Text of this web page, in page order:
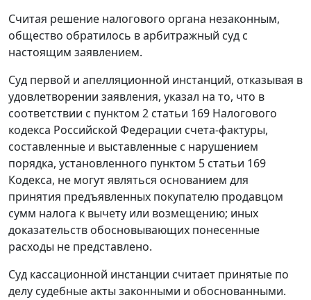
Считая решение налогового органа незаконным,
общество обратилось в арбитражный суд с
настоящим заявлением.
Суд первой и апелляционной инстанций, отказывая в
удовлетворении заявления, указал на то, что в
соответствии с пунктом 2 статьи 169 Налогового
кодекса Российской Федерации счета-фактуры,
составленные и выставленные с нарушением
порядка, установленного пунктом 5 статьи 169
Кодекса, не могут являться основанием для
принятия предъявленных покупателю продавцом
сумм налога к вычету или возмещению; иных
доказательств обосновывающих понесенные
расходы не представлено.
Суд кассационной инстанции считает принятые по
делу судебные акты законными и обоснованными.